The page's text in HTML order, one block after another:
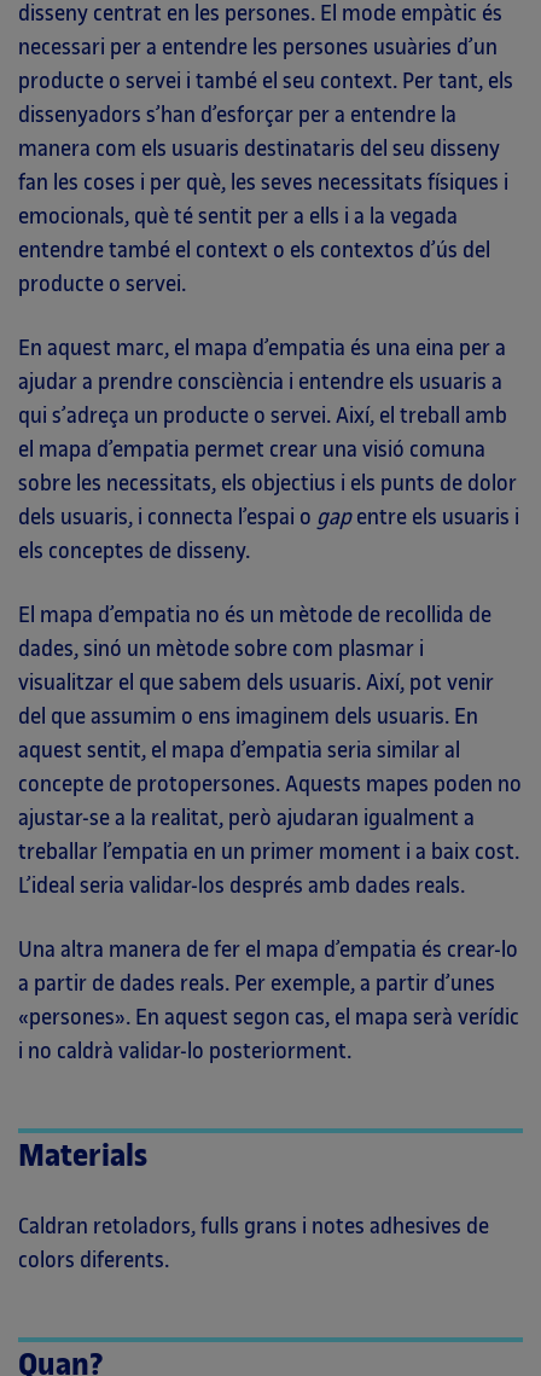
disseny centrat en les persones. El mode empàtic és
necessari per a entendre les persones usuàries d’un
producte o servei i també el seu context. Per tant, els
dissenyadors s’han d’esforçar per a entendre la
manera com els usuaris destinataris del seu disseny
fan les coses i per què, les seves necessitats físiques i
emocionals, què té sentit per a ells i a la vegada
entendre també el context o els contextos d’ús del
producte o servei.
En aquest marc, el mapa d’empatia és una eina per a
ajudar a prendre consciència i entendre els usuaris a
qui s’adreça un producte o servei. Així, el treball amb
el mapa d’empatia permet crear una visió comuna
sobre les necessitats, els objectius i els punts de dolor
dels usuaris, i connecta l’espai o gapentre els usuaris i
els conceptes de disseny.
El mapa d’empatia no és un mètode de recollida de
dades, sinó un mètode sobre com plasmar i
visualitzar el que sabem dels usuaris. Així, pot venir
del que assumim o ens imaginem dels usuaris. En
aquest sentit, el mapa d’empatia seria similar al
concepte de protopersones. Aquests mapes poden no
ajustar-se a la realitat, però ajudaran igualment a
treballar l’empatia en un primer moment i a baix cost.
L’ideal seria validar-los després amb dades reals.
Una altra manera de fer el mapa d’empatia és crear-lo
a partir de dades reals. Per exemple, a partir d’unes
«persones». En aquest segon cas, el mapa serà verídic
i no caldrà validar-lo posteriorment.
Materials
Caldran retoladors, fulls grans i notes adhesives de
colors diferents.
Quan?